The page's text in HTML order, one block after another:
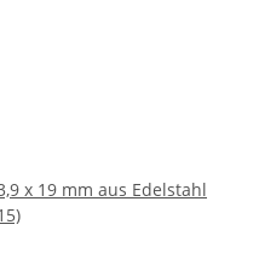
x 19 mm aus Edelstahl